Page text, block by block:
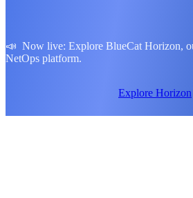
📣 Now live: Explore BlueCat Horizon,
NetOps platform.
Explore Horizon